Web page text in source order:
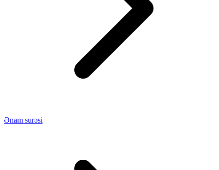
Ənam surəsi